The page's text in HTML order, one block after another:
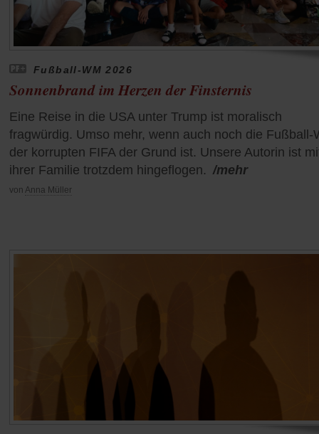
Fußball-WM 2026
Sonnenbrand im Herzen der Finsternis
Eine Reise in die USA unter Trump ist moralisch
fragwürdig. Umso mehr, wenn auch noch die Fußball-
der korrupten FIFA der Grund ist. Unsere Autorin ist
ihrer Familie trotzdem hingeflogen. /mehr
von Anna Müller